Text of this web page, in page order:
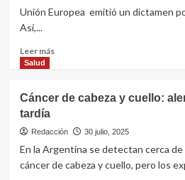
publicaciones
Unión Europea emitió un dictamen
Así,...
Leer másLeer
para
tratamiento
Alzheimer
aprobado
Salud
Cáncer de cabeza y cuello:
tardía
Redacción 30 julio, 2025
En la Argentina se detectan cerca
cáncer de cabeza y cuello, pero los